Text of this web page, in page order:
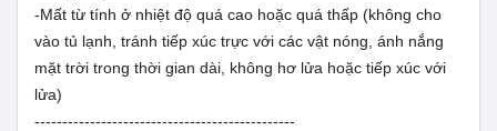
-Mất từ tính ở nhiệt độ quá cao hoặc quá thấp (không cho
vào tủ lạnh, tránh tiếp xúc trực với các vật nóng, ánh nắng
mặt trời trong thời gian dài, không hơ lửa hoặc tiếp xúc với
lửa)
-----------------------------------------------